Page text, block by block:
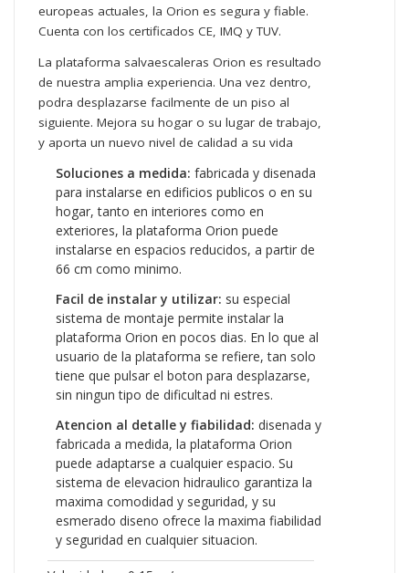
europeas actuales, la Orion es segura y fiable.
Cuenta con los certificados CE, IMQ y TUV.
La plataforma salvaescaleras Orion es resultado
de nuestra amplia experiencia. Una vez dentro,
podra desplazarse facilmente de un piso al
siguiente. Mejora su hogar o su lugar de trabajo,
y aporta un nuevo nivel de calidad a su vida
Soluciones a medida: fabricada y disenada
para instalarse en edificios publicos o en su
hogar, tanto en interiores como en
exteriores, la plataforma Orion puede
instalarse en espacios reducidos, a partir de
66 cm como minimo.
Facil de instalar y utilizar: su especial
sistema de montaje permite instalar la
plataforma Orion en pocos dias. En lo que al
usuario de la plataforma se refiere, tan solo
tiene que pulsar el boton para desplazarse,
sin ningun tipo de dificultad ni estres.
Atencion al detalle y fiabilidad: disenada y
fabricada a medida, la plataforma Orion
puede adaptarse a cualquier espacio. Su
sistema de elevacion hidraulico garantiza la
maxima comodidad y seguridad, y su
esmerado diseno ofrece la maxima fiabilidad
y seguridad en cualquier situacion.